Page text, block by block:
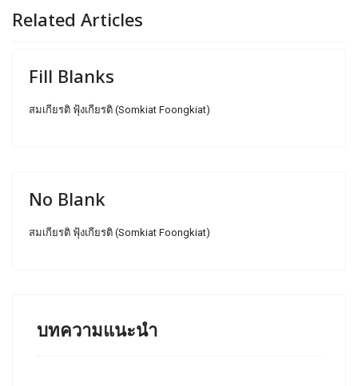
Related Articles
Fill Blanks
สมเกียรติ ฟุ้งเกียรติ (Somkiat Foongkiat)
No Blank
สมเกียรติ ฟุ้งเกียรติ (Somkiat Foongkiat)
บทความแนะนำ